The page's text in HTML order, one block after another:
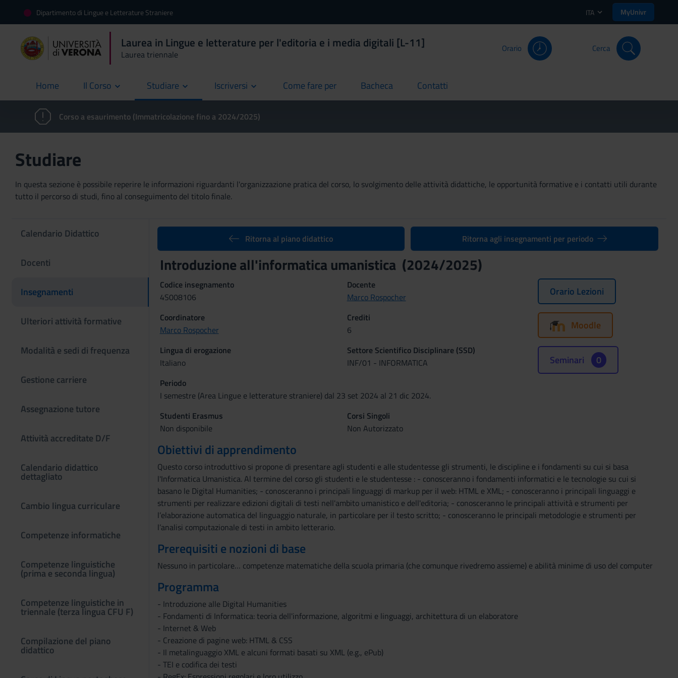
Dipartimento di Lingue e Letterature Straniere ITA MyUnivr
Laurea in Lingue e letterature per l'editoria e i media digitali [L-11]
Laurea triennale
Orario Cerca
Home
current Il Corso Studiare Iscriversi Come fare per
current Bacheca
current Contatti
current
Corso a esaurimento (Immatricolazione fino a 2024/2025)
Studiare
In questa sezione è possibile reperire le informazioni riguardanti l'organizzazione pratica del corso, lo svolgimento delle attività didattiche, le opportunità formative e i contatti utili durante
tutto il percorso di studi, fino al conseguimento del titolo finale.
Calendario Didattico
Docenti
Insegnamenti
Ulteriori attività formative
Modalità e sedi di frequenza
Gestione carriere
Assegnazione tutore
Attività accreditate D/F
Calendario didattico
dettagliato
Cambio lingua curriculare
Competenze informatiche
Competenze linguistiche
(prima e seconda lingua)
Competenze linguistiche in
triennale (terza lingua CFU F)
Compilazione del piano
didattico
Ritorna al piano didattico Ritorna agli insegnamenti per periodo
Introduzione all'informatica umanistica (2024/2025)
Codice insegnamento
4S008106
Docente
Marco Rospocher
Coordinatore
Marco Rospocher
Crediti
6
Lingua di erogazione
Italiano
Settore Scientifico Disciplinare (SSD)
INF/01 - INFORMATICA
Periodo
I semestre (Area Lingue e letterature straniere) dal 23 set 2024 al 21 dic 2024.
Studenti Erasmus
Non disponibile
Corsi Singoli
Non Autorizzato
Orario Lezioni
Moodle
Seminari 0
Obiettivi di apprendimento
Questo corso introduttivo si propone di presentare agli studenti e alle studentesse gli strumenti, le discipline e i fondamenti su cui si basa
l'Informatica Umanistica. Al termine del corso gli studenti e le studentesse : - conosceranno i fondamenti informatici e le tecnologie su cui si
basano le Digital Humanities; - conosceranno i principali linguaggi di markup per il web: HTML e XML; - conosceranno i principali linguaggi e
strumenti per realizzare edizioni digitali di testi nell'ambito umanistico e dell'editoria; - conosceranno le principali attività e strumenti per
l’elaborazione automatica del linguaggio naturale, in particolare per il testo scritto; - conosceranno le principali metodologie e strumenti per
l’analisi computazionale di testi in ambito letterario.
Prerequisiti e nozioni di base
Nessuno in particolare… competenze matematiche della scuola primaria (che comunque rivedremo assieme) e abilità minime di uso del computer
Programma
- Introduzione alle Digital Humanities
- Fondamenti di Informatica: teoria dell'informazione, algoritmi e linguaggi, architettura di un elaboratore
- Internet & Web
- Creazione di pagine web: HTML & CSS
- Il metalinguaggio XML e alcuni formati basati su XML (e.g., ePub)
- TEI e codifica dei testi